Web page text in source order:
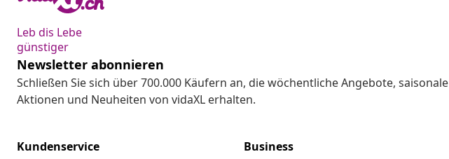
Leb dis Lebe
günstiger
Newsletter abonnieren
Schließen Sie sich über 700.000 Käufern an, die wöchentliche Angebote, saisonale
Aktionen und Neuheiten von vidaXL erhalten.
Kundenservice
Business